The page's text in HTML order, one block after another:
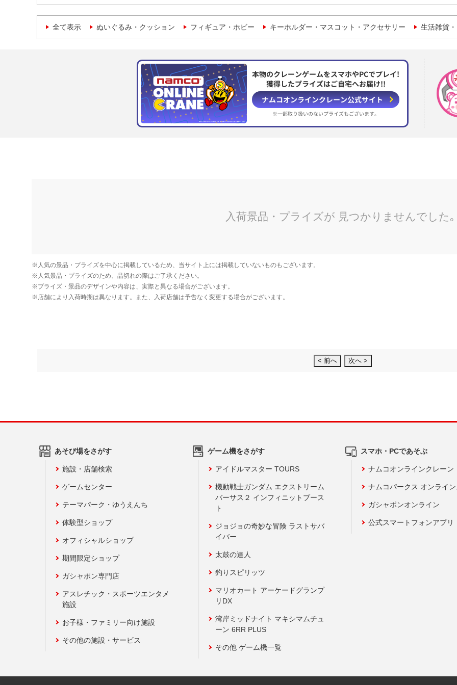
全て表示 ぬいぐるみ・クッション フィギュア・ホビー キーホルダー・マスコット・アクセサリー 生活雑貨
本物のクレーンゲームをスマホやPCでプレイ!
獲得したプライズはご自宅へお届け!!
ナムコオンラインクレーン公式サイト
※一部取り扱いのないプライズもございます。
< 前へ 次へ >
あそび場をさがす
施設・店舗検索
ゲームセンター
テーマパーク・ゆうえんち
体験型ショップ
オフィシャルショップ
期間限定ショップ
ガシャポン専門店
アスレチック・スポーツエンタメ
施設
お子様・ファミリー向け施設
その他の施設・サービス
ゲーム機をさがす
アイドルマスター TOURS
機動戦士ガンダム エクストリーム
バーサス２ インフィニットブース
ト
ジョジョの奇妙な冒険 ラストサバ
イバー
太鼓の達人
釣りスピリッツ
マリオカート アーケードグランプ
リDX
湾岸ミッドナイト マキシマムチュ
ーン 6RR PLUS
その他 ゲーム機一覧
スマホ・PCであそぶ
ナムコオンラインクレーン
ナムコパークス オンライ
ガシャポンオンライン
公式スマートフォンアプリ